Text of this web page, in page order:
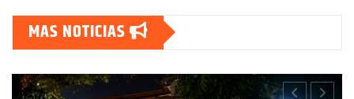
MAS NOTICIAS